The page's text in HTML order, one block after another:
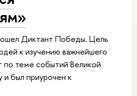
Диктант Победы. Цель
к изучению важнейшего
по теме событий Великой
был приурочен к